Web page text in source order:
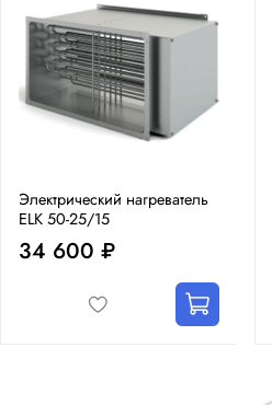
Электрический нагреватель
ELK 50-25/15
34 600 ₽